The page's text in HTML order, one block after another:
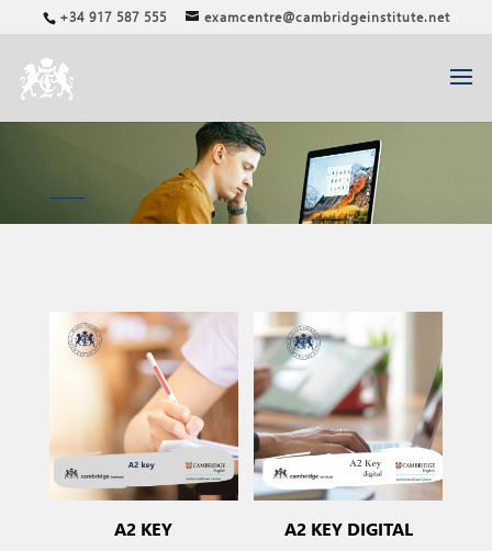
+34 917 587 555 examcentre@cambridgeinstitute.net
A2 KEY
A2 KEY DIGITAL